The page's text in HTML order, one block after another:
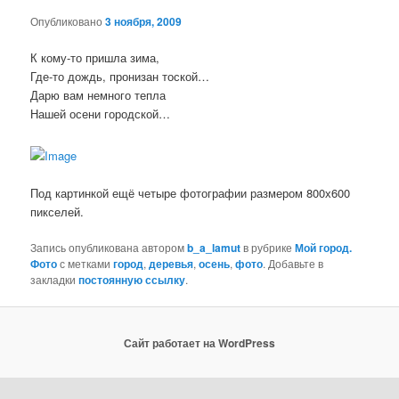
Опубликовано3 ноября, 2009
К кому-то пришла зима,
Где-то дождь, пронизан тоской…
Дарю вам немного тепла
Нашей осени городской…
Под картинкой ещё четыре фотографии размером 800х600
пикселей.
Запись опубликована авторомb_a_lamutв рубрикеМой город.
Фотос меткамигород,деревья,осень,фото. Добавьте в
закладкипостоянную ссылку.
Сайт работает на WordPress